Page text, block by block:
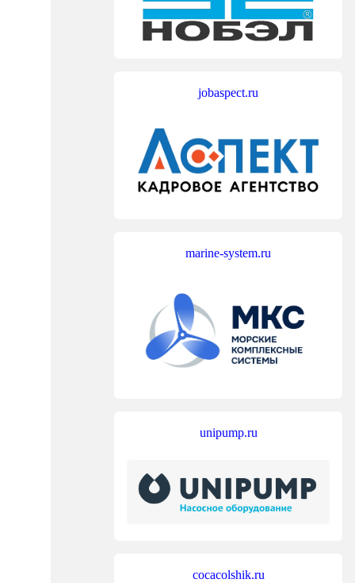
jobaspect.ru
marine-system.ru
unipump.ru
cocacolshik.ru